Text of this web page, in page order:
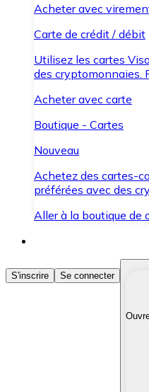
Acheter avec
Carte de crédit / débit
Utilisez les cartes
des cryptomonnaies.
Acheter avec carte
Boutique - Cartes
Nouveau
Achetez des cartes-
préférées avec des
Aller à la boutique de
Acheter des
Achetez les
Convertissez vos
S'inscrire Se connecter